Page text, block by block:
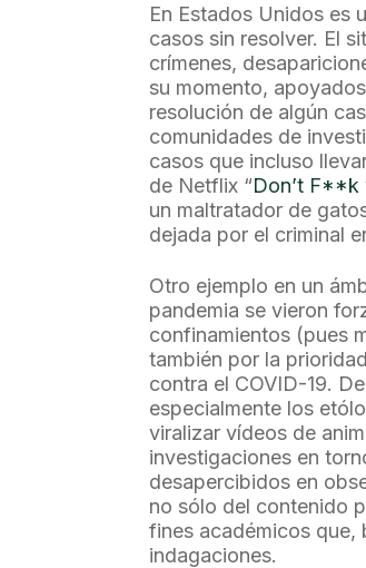
En Estados Unidos es
casos sin resolver. El
crímenes,
su momento,
resolución de algún
comunidades de
casos que incluso
de Netflix “Don’t F**k
un maltratador de
dejada por el criminal
Otro ejemplo en un
pandemia se vieron
confinamientos (pues
también por la
contra el COVID-19.
especialmente los
viralizar vídeos de
investigaciones en
desapercibidos en
no sólo del contenido
fines académicos que,
indagaciones.